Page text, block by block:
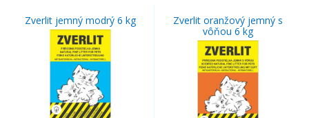
Zverlit jemný modrý 6 kg
Zverlit oranžový jemný s
vôňou 6 kg